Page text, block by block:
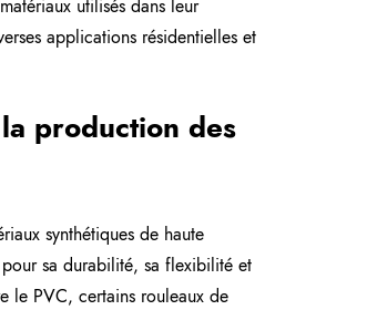
utilisés dans leur
applications résidentielles et
production des
synthétiques de haute
sa durabilité, sa flexibilité et
le PVC, certains rouleaux de